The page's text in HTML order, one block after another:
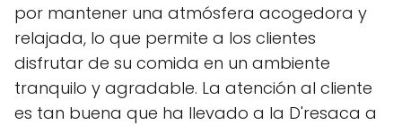
por mantener una atmósfera acogedora y
relajada, lo que permite a los clientes
disfrutar de su comida en un ambiente
tranquilo y agradable. La atención al cliente
es tan buena que ha llevado a la D'resaca a